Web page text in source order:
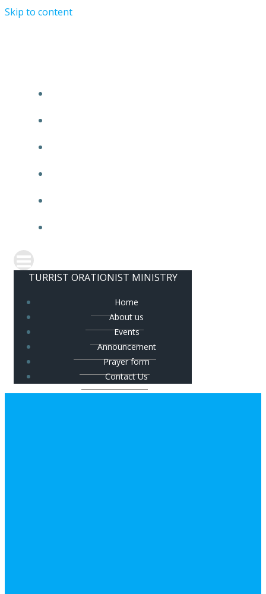
Skip to content
TURRIST ORATIONIST MINISTRY
Home
About us
Events
Announcement
Prayer form
Contact Us